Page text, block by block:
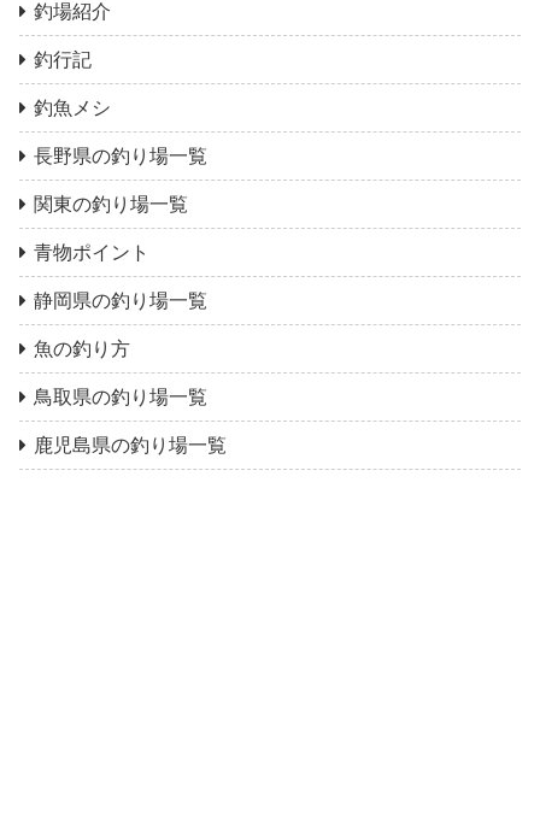
釣場紹介
釣行記
釣魚メシ
長野県の釣り場一覧
関東の釣り場一覧
青物ポイント
静岡県の釣り場一覧
魚の釣り方
鳥取県の釣り場一覧
鹿児島県の釣り場一覧